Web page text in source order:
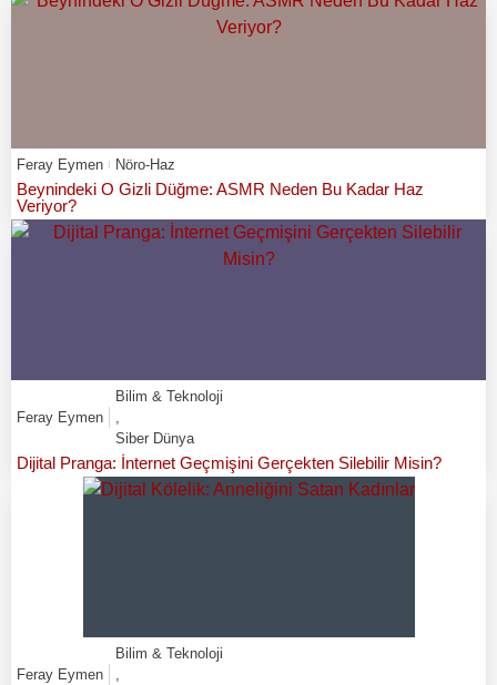
Feray Eymen Nöro-Haz
Beynindeki O Gizli Düğme: ASMR Neden Bu Kadar Haz
Veriyor?
Feray Eymen
Bilim & Teknoloji
,
Siber Dünya
Dijital Pranga: İnternet Geçmişini Gerçekten Silebilir Misin?
Feray Eymen
Bilim & Teknoloji
,